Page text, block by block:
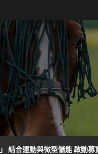
型儲能 啟動募資前市場調查